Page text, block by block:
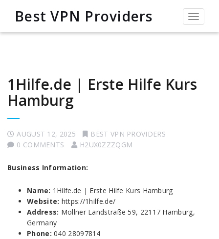
Toggle
Best VPN Providers
1Hilfe.de | Erste Hilfe Kurs
Hamburg
AUGUST 12, 2025
BEST VPN PROVIDERS
0 COMMENTS
H2UX0ZZZQGM
Business Information:
Name: 1Hilfe.de | Erste Hilfe Kurs Hamburg
Website: https://1hilfe.de/
Address: Möllner Landstraße 59, 22117 Hamburg,
Germany
Phone: 040 28097814